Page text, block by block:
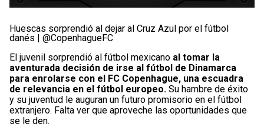
Huescas sorprendió al dejar al Cruz Azul por el fútbol
danés | @CopenhagueFC
El juvenil sorprendió al fútbol mexicano al tomar la
aventurada decisión de irse al fútbol de Dinamarca
para enrolarse con el FC Copenhague, una escuadra
de relevancia en el fútbol europeo. Su hambre de éxito
y su juventud le auguran un futuro promisorio en el fútbol
extranjero. Falta ver que aproveche las oportunidades que
se le den.